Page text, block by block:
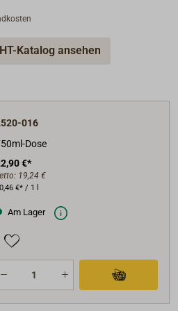
Katalog ansehen
016
Dose
€*
19,24 €
€* / 1 l
Am Lager